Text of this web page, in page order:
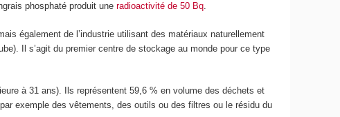
phosphaté produit uneradioactivité de 50 Bq.
également de l’industrie utilisant des matériaux naturellement
Il s’agit du premier centre de stockage au monde pour ce type
à 31 ans). Ils représentent 59,6 % en volume des déchets et
exemple des vêtements, des outils ou des filtres ou le résidu du